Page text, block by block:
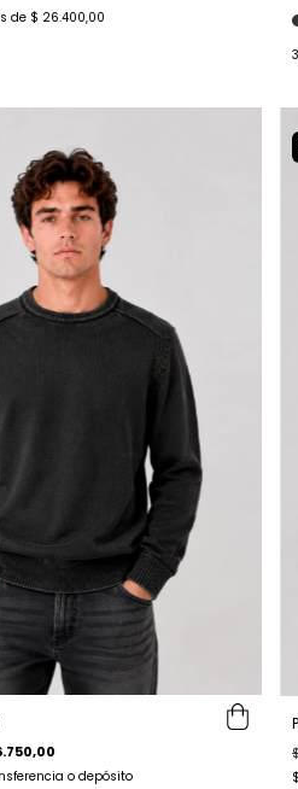
de $ 26.400,00
3
o depósito